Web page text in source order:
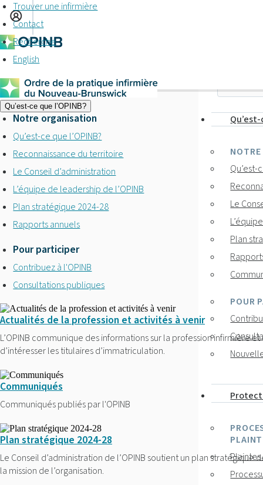
Qu’est-
Qu’est-
Le
Plan
POUR
Plaintes
Trouver une infirmière
Contact
Recherche
English
Qu’est-ce que l’OPINB?
Notre organisation
Qu’est-ce que l’OPINB?
Reconnaissance du territoire
Le Conseil d’administration
L’équipe de leadership de l’OPINB
Plan stratégique 2024-28
Rapports annuels
Pour participer
Contribuez à l'OPINB
Consultations publiques
Actualités de la profession et activités à venir
L’OPINB communique des informations sur la profession infirmière
d’intéresser les titulaires d’immatriculation.
Communiqués
Communiqués publiés par l'OPINB
Plan stratégique 2024-28
Le Conseil d’administration de l’OPINB soutient un plan
la mission de l’organisation.